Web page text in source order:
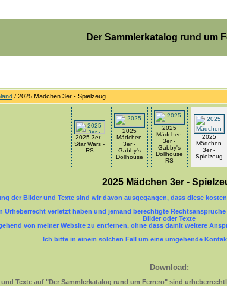
Der Sammlerkatalog rund um
/ 2025 Mädchen 3er - Spielzeug
2025 3er -
Star Wars -
RS
2025
Mädchen
3er -
Gabby's
Dollhouse
2025
Mädchen
3er -
Gabby's
Dollhouse
RS
2025
Mädchen
3er -
Spielzeug
2025 Mädchen 3er -
der Bilder und Texte sind wir davon ausgegangen, dass diese
verletzt haben und jemand berechtigte
Bilder oder Texte
von meiner Website zu entfernen, ohne dass damit weitere
Ich bitte in einem solchen Fall um eine umgehende
Download:
Texte auf "Der Sammlerkatalog rund um Ferrero" sind